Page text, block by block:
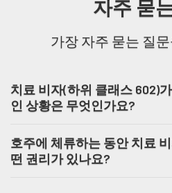
자주 묻
가장 자주 묻는 질
치료 비자(하위 클래스 602)
인 상황은 무엇인가요?
치료 비자는 비자 조건 미
류 제공, 치료 필요성에 영
호주에 체류하는 동안 치료
떤 권리가 있나요?